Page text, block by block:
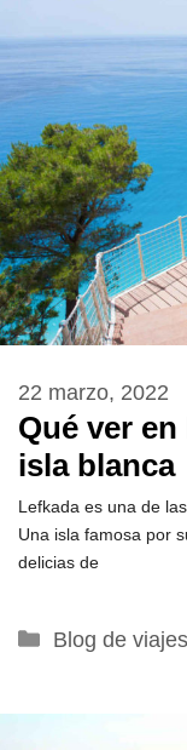
Qué ver
isla blanca
22 marzo, 2022
Lefkada es una de
Una isla famosa por
delicias de
Categorías
Blog de